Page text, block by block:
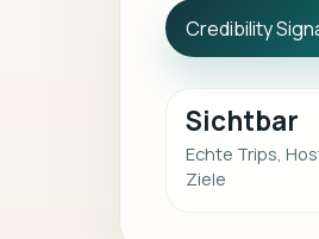
Credibility
Sichtbar
Echte Trips,
Ziele